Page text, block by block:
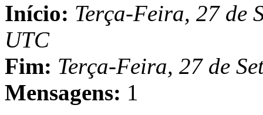
Início: Terça-Feira, 27 de
UTC
Fim: Terça-Feira, 27 de
Mensagens: 1